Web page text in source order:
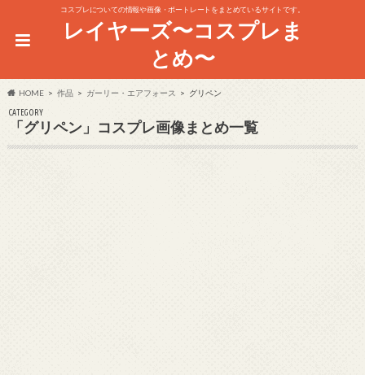
コスプレについての情報や画像・ポートレートをまとめているサイトです。
レイヤーズ〜コスプレま
とめ〜
HOME 作品 ガーリー・エアフォース グリペン
CATEGORY
「グリペン」コスプレ画像まとめ一覧